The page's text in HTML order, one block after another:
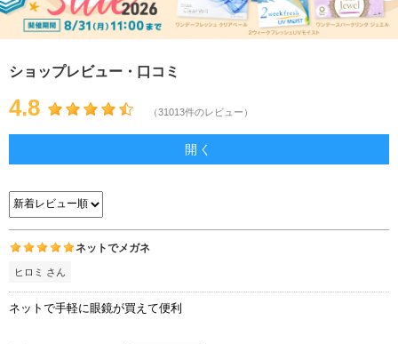
ショップレビュー・口コミ
4.8 （31013件のレビュー）
開く
ネットでメガネ
ヒロミ さん
ネットで手軽に眼鏡が買えて便利